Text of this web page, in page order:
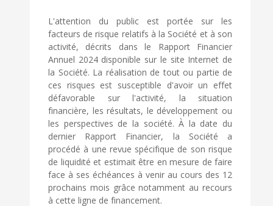
L'attention du public est portée sur les
facteurs de risque relatifs à la Société et à son
activité, décrits dans le Rapport Financier
Annuel 2024 disponible sur le site Internet de
la Société. La réalisation de tout ou partie de
ces risques est susceptible d'avoir un effet
défavorable sur l'activité, la situation
financière, les résultats, le développement ou
les perspectives de la société. À la date du
dernier Rapport Financier, la Société a
procédé à une revue spécifique de son risque
de liquidité et estimait être en mesure de faire
face à ses échéances à venir au cours des 12
prochains mois grâce notamment au recours
à cette ligne de financement.